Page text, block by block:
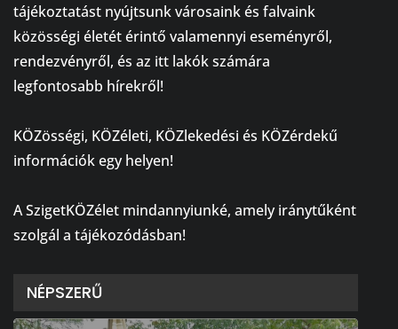
tájékoztatást nyújtsunk városaink és falvaink
közösségi életét érintő valamennyi eseményről,
rendezvényről, és az itt lakók számára
legfontosabb hírekről!
KÖZösségi, KÖZéleti, KÖZlekedési és KÖZérdekű
információk egy helyen!
A SzigetKÖZélet mindannyiunké, amely iránytűként
szolgál a tájékozódásban!
NÉPSZERŰ